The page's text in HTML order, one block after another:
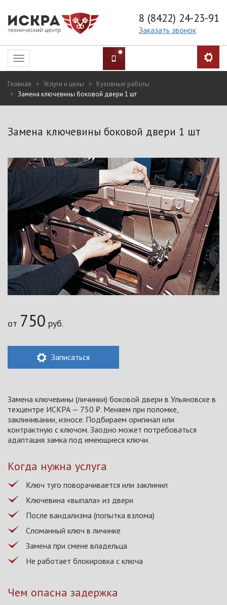
8 (8422) 24-23-91
Заказать звонок
Toggle
navigation
Главная Услуги и цены
Кузовные работы
Замена ключевины боковой двери 1 шт
Замена ключевины боковой двери 1 шт
от 750 руб.
Записаться
Замена ключевины (личинки) боковой двери в Ульяновске в
техцентре ИСКРА — 750 ₽. Меняем при поломке,
заклинивании, износе. Подбираем оригинал или
контрактную с ключом. Заодно может потребоваться
адаптация замка под имеющиеся ключи.
Когда нужна услуга
Ключ туго поворачивается или заклинил
Ключевина «выпала» из двери
После вандализма (попытка взлома)
Сломанный ключ в личинке
Замена при смене владельца
Не работает блокировка с ключа
Чем опасна задержка